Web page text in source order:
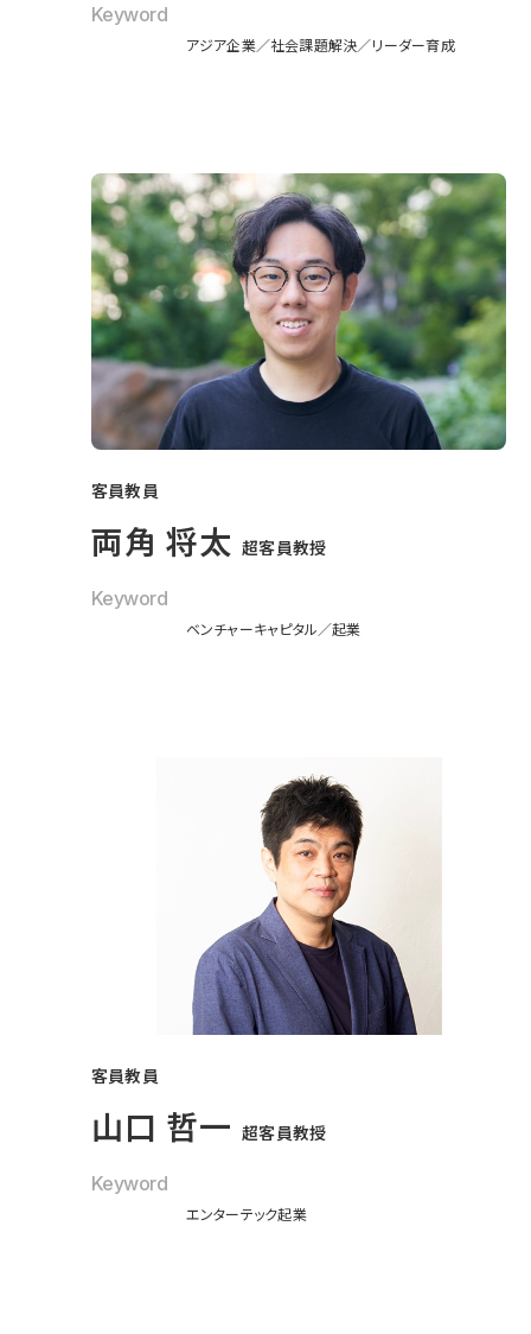
Keyword
アジア企業 社会課題解決 リーダー育成
客員教員
両角 将太 超客員教授
Keyword
ベンチャーキャピタル 起業
客員教員
山口 哲一 超客員教授
Keyword
エンターテック起業